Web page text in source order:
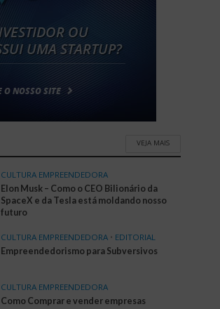
VEJA MAIS
CULTURA EMPREENDEDORA
Elon Musk – Como o CEO Bilionário da
SpaceX e da Tesla está moldando nosso
futuro
CULTURA EMPREENDEDORA • EDITORIAL
Empreendedorismo para Subversivos
CULTURA EMPREENDEDORA
Como Comprar e vender empresas